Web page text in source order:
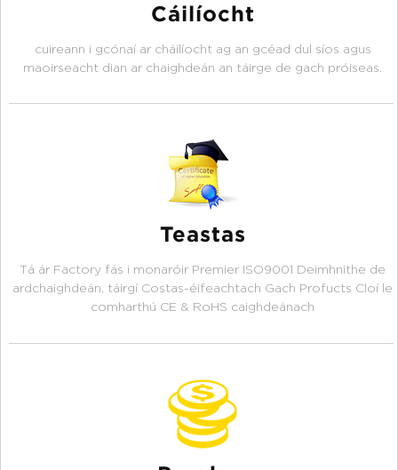
Cáilíocht
cuireann i gcónaí ar cháilíocht ag an gcéad dul síos agus
maoirseacht dian ar chaighdeán an táirge de gach próiseas.
Teastas
Tá ár Factory fás i monaróir Premier ISO9001 Deimhnithe de
ardchaighdeán, táirgí Costas-éifeachtach Gach Profucts Cloí le
comharthú CE & RoHS caighdeánach